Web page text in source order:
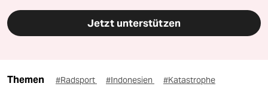
Jetzt unterstützen
Themen #Radsport #Indonesien #Katastrophe